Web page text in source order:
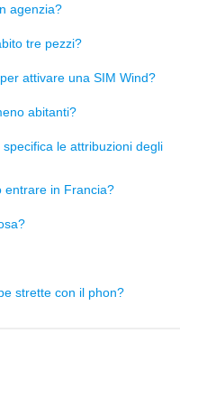
agenzia?
tre pezzi?
attivare una SIM Wind?
abitanti?
le attribuzioni degli
entrare in Francia?
strette con il phon?